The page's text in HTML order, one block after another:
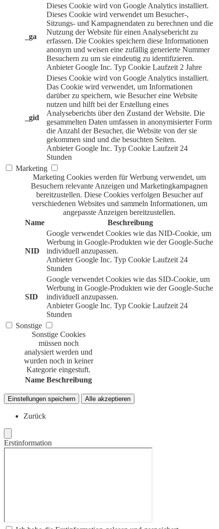
_ga
Dieses Cookie wird von Google Analytics installiert.
Dieses Cookie wird verwendet um Besucher-,
Sitzungs- und Kampagnendaten zu berechnen und die
Nutzung der Website für einen Analysebericht zu
erfassen. Die Cookies speichern diese Informationen
anonym und weisen eine zufällig generierte Nummer
Besuchern zu um sie eindeutig zu identifizieren.
Anbieter Google Inc. Typ Cookie Laufzeit 2 Jahre
_gid
Dieses Cookie wird von Google Analytics installiert.
Das Cookie wird verwendet, um Informationen
darüber zu speichern, wie Besucher eine Website
nutzen und hilft bei der Erstellung eines
Analyseberichts über den Zustand der Website. Die
gesammelten Daten umfassen in anonymisierter Form
die Anzahl der Besucher, die Website von der sie
gekommen sind und die besuchten Seiten.
Anbieter Google Inc. Typ Cookie Laufzeit 24
Stunden
Marketing
Marketing Cookies werden für Werbung verwendet, um
Besuchern relevante Anzeigen und Marketingkampagnen
bereitzustellen. Diese Cookies verfolgen Besucher auf
verschiedenen Websites und sammeln Informationen, um
angepasste Anzeigen bereitzustellen.
Name
Beschreibung
NID
Google verwendet Cookies wie das NID-Cookie, um
Werbung in Google-Produkten wie der Google-Suche
individuell anzupassen.
Anbieter Google Inc. Typ Cookie Laufzeit 24
Stunden
SID
Google verwendet Cookies wie das SID-Cookie, um
Werbung in Google-Produkten wie der Google-Suche
individuell anzupassen.
Anbieter Google Inc. Typ Cookie Laufzeit 24
Stunden
Sonstige
Sonstige Cookies
müssen noch
analysiert werden und
wurden noch in keiner
Kategorie eingestuft.
Name Beschreibung
Einstellungen speichern Alle akzeptieren
Zurück
Erstinformation